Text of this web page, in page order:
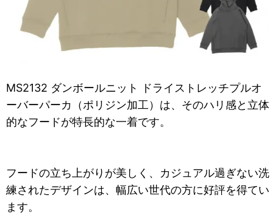
MS2132 ダンボールニット ドライストレッチプルオ
ーバーパーカ（ポリジン加工）は、そのハリ感と立体
的なフードが特長的な一着です。
フードの立ち上がりが美しく、カジュアル過ぎない洗
練されたデザインは、幅広い世代の方に好評を得てい
ます。